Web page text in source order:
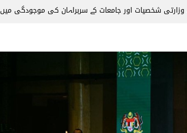
وزارتی شخصیات اور جامعات کے سربراہان کی موجودگی میں